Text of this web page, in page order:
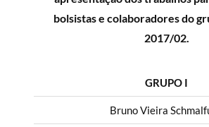
bolsistas e colaboradores do
2017/02.
GRUPO I
Bruno Vieira